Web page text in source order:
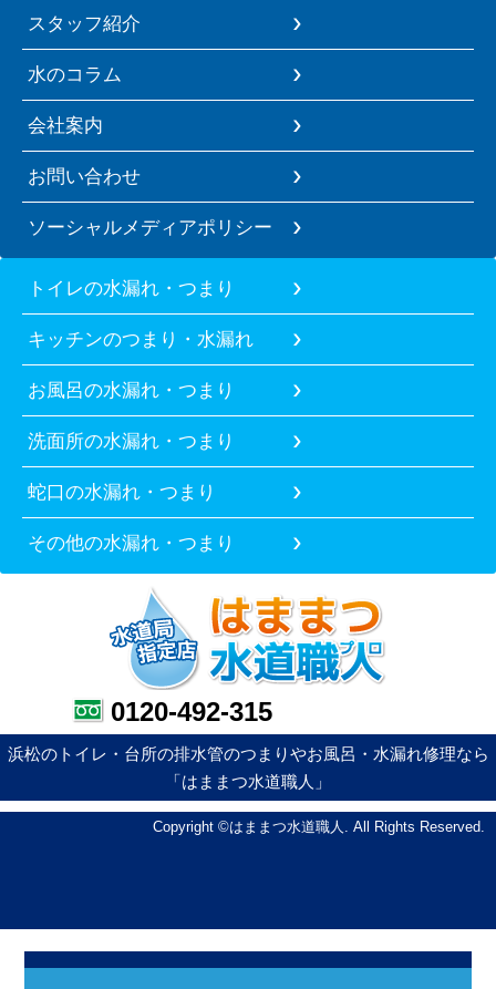
スタッフ紹介
水のコラム
会社案内
お問い合わせ
ソーシャルメディアポリシー
トイレの水漏れ・つまり
キッチンのつまり・水漏れ
お風呂の水漏れ・つまり
洗面所の水漏れ・つまり
蛇口の水漏れ・つまり
その他の水漏れ・つまり
0120-492-315
浜松のトイレ・台所の排水管のつまりやお風呂・水漏れ修理なら
「はままつ水道職人」
Copyright ©はままつ水道職人. All Rights Reserved.